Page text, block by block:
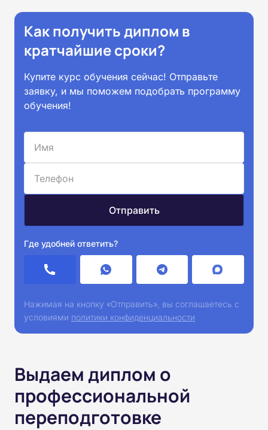
Как получить диплом в
кратчайшие сроки?
Купите курс обучения сейчас! Отправьте
заявку, и мы поможем подобрать программу
обучения!
Где удобней ответить?
Нажимая на кнопку «Отправить», вы соглашаетесь с
условиями политики конфиденциальности
Выдаем диплом о
профессиональной
переподготовке